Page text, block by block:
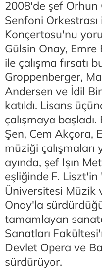
2008'de şef
Senfoni Orkestrası
Konçertosu'nu
Gülsin Onay,
ile çalışma fırsatı
Groppenberger,
Andersen ve İdil
katıldı. Lisans
çalışmaya
Şen, Cem Akçora,
müziği çalışmaları
ayında, şef Işın
eşliğinde F.
Üniversitesi Müzik
Onay'la
tamamlayan
Sanatları
Devlet Opera ve
sürdürüyor.